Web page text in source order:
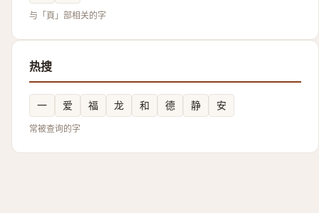
与「頁」部相关的字
热搜
一 爱 福 龙 和 德 静 安
常被查询的字